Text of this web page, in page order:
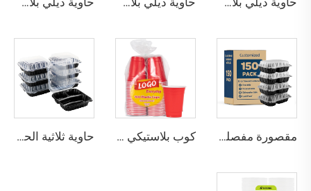
مقصورة مفصلية من نوع كلامشيل خالية من مادة BPA كوب بلاستيكي للاستخدام الواحد للحفلات حاوية ثلاثية الحجرات قابلة للطي على شكل صدفة مفصلية للوجبات الجاهزة